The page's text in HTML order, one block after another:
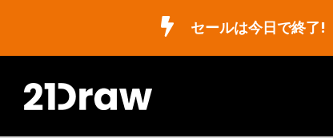
セールは今日で終了!